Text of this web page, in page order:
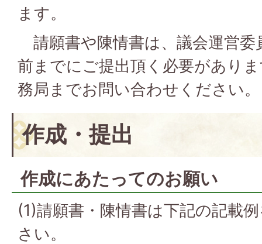
ます。
請願書や陳情書は、議会運営委
前までにご提出頂く必要があり
務局までお問い合わせください。
作成・提出
作成にあたってのお願い
(1)請願書・陳情書は下記の記載
さい。